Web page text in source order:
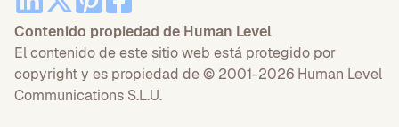
Contenido propiedad de Human Level
El contenido de este sitio web está protegido por
copyright y es propiedad de © 2001-2026 Human Level
Communications S.L.U.